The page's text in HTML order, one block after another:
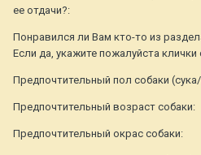
ее отдачи?:
Понравился ли Вам кто-то из
Если да, укажите пожалуйста клички
Предпочтительный пол собаки
Предпочтительный возраст собаки:
Предпочтительный окрас собаки: